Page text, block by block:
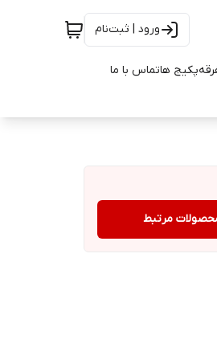
ورود | ثبت‌نام
پکیج هاتماس با ما
مرتبط